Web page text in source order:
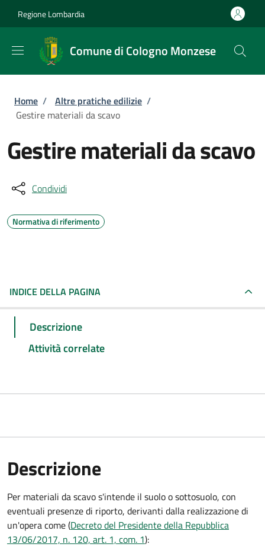
Regione Lombardia
Comune di Cologno Monzese
Briciole di pane
Home / Altre pratiche edilizie /
Gestire materiali da scavo
Gestire materiali da scavo
Condividi
Normativa di riferimento
INDICE DELLA PAGINA
Descrizione
Attività correlate
Descrizione
Per materiali da scavo s'intende il suolo o sottosuolo, con
eventuali presenze di riporto, derivanti dalla realizzazione di
un'opera come (Decreto del Presidente della Repubblica
13/06/2017, n. 120, art. 1, com. 1):